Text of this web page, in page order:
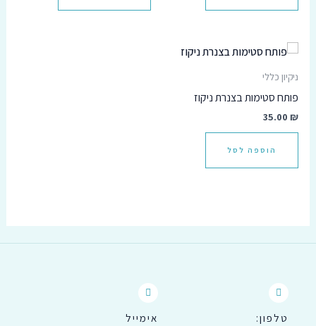
ניקיון כללי
פותח סטימות בצנרת ניקוז
35.00₪
הוספה לסל
טלפון: אימייל